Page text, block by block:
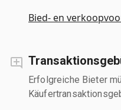
Bied- en
Erfolgreiche Bieter